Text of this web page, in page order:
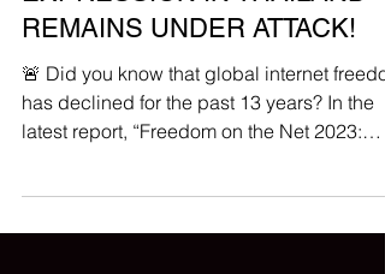
EXPRESSION IN THAILAND
REMAINS UNDER ATTACK!
🚨 Did you know that global internet
has declined for the past 13 years? In the
The...